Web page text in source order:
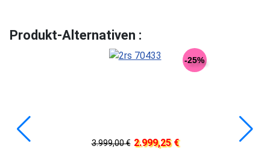
Produkt-Alternativen :
-25%
3.999,00 € 2.999,25 €